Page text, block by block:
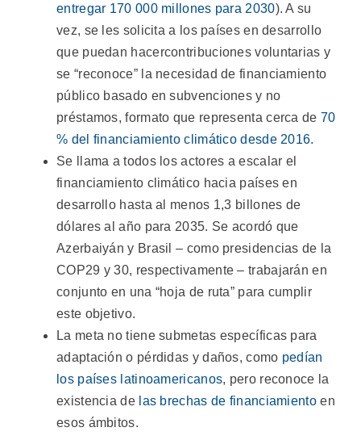
entregar 170 000 millones para 2030). A su
vez, se les solicita a los países en desarrollo
que puedan hacercontribuciones voluntarias y
se “reconoce” la necesidad de financiamiento
público basado en subvenciones y no
préstamos, formato que representa cerca de 70
% del financiamiento climático desde 2016.
Se llama a todos los actores a escalar el
financiamiento climático hacia países en
desarrollo hasta al menos 1,3 billones de
dólares al año para 2035. Se acordó que
Azerbaiyán y Brasil – como presidencias de la
COP29 y 30, respectivamente – trabajarán en
conjunto en una “hoja de ruta” para cumplir
este objetivo.
La meta no tiene submetas específicas para
adaptación o pérdidas y daños, como pedían
los países latinoamericanos, pero reconoce la
existencia de las brechas de financiamientoen
esos ámbitos.